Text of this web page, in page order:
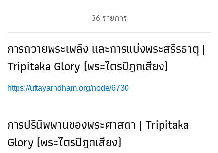
36 รายการ
การถวายพระเพลิง และการแบ่งพระสรีรธาตุ |
Tripitaka Glory (พระไตรปิฎกเสียง)
https://uttayarndham.org/node/6730
การปรินิพพานของพระศาสดา | Tripitaka
Glory (พระไตรปิฎกเสียง)